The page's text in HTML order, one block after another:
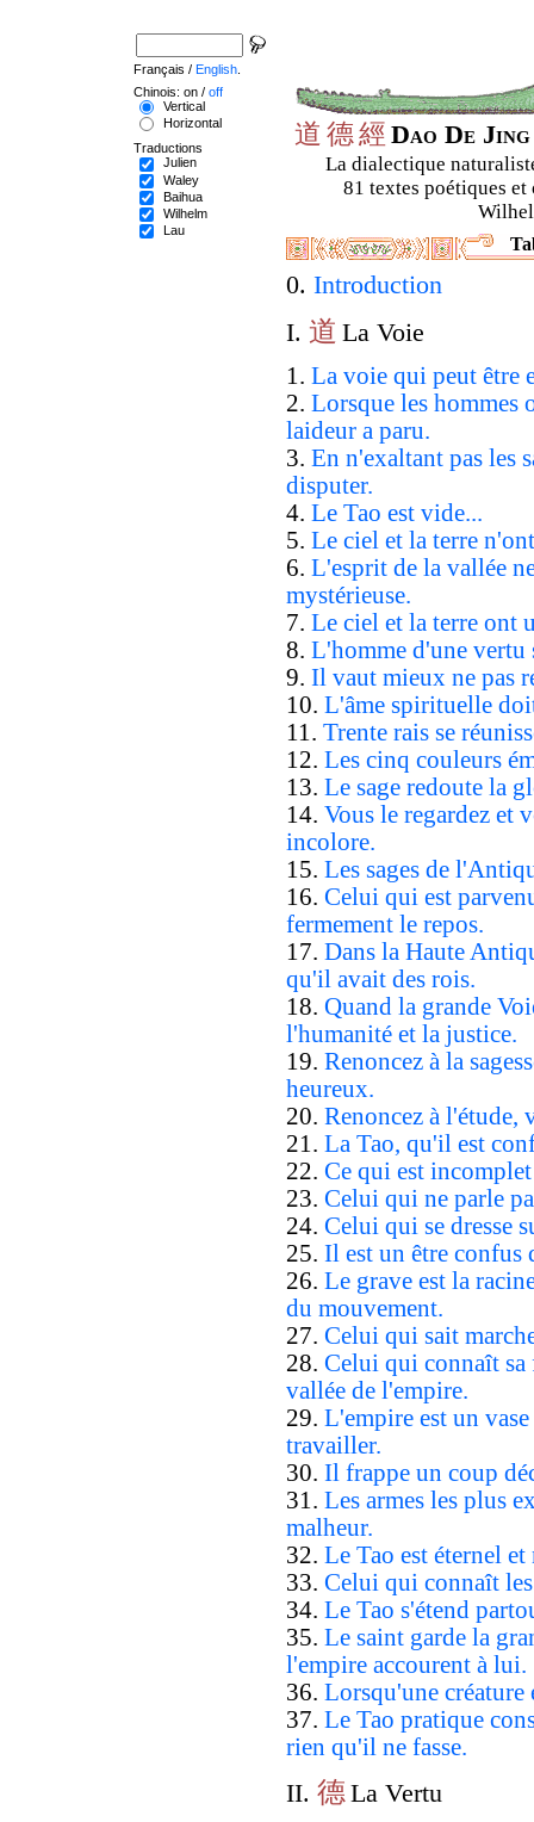
道 德經 Dao De
La dialectique
81 textes poétiques
0. Introduction
I. 道 La Voie
1. La voie qui peut être
2. Lorsque les hommes
laideur a paru.
3. En n'exaltant pas les
disputer.
4. Le Tao est vide...
5. Le ciel et la terre
6. L'esprit de la vallée
mystérieuse.
7. Le ciel et la terre ont
8. L'homme d'une vertu
9. Il vaut mieux ne pas
10. L'âme spirituelle
11. Trente rais se
12. Les cinq couleurs
13. Le sage redoute la
14. Vous le regardez et
incolore.
15. Les sages de
16. Celui qui est
fermement le repos.
17. Dans la Haute
qu'il avait des rois.
18. Quand la grande
l'humanité et la justice.
19. Renoncez à la
heureux.
20. Renoncez à l'étude,
21. La Tao, qu'il est
22. Ce qui est
23. Celui qui ne parle
24. Celui qui se dresse
25. Il est un être confus
26. Le grave est la
du mouvement.
27. Celui qui sait
28. Celui qui connaît sa
vallée de l'empire.
29. L'empire est un
travailler.
30. Il frappe un coup
31. Les armes les plus
malheur.
32. Le Tao est éternel et
33. Celui qui connaît
34. Le Tao s'étend
35. Le saint garde la
l'empire accourent à lui.
36. Lorsqu'une créature
37. Le Tao pratique
rien qu'il ne fasse.
II. 德La Vertu
Français / English
Chinois: on / off
Vertical
Horizontal
Traductions
Julien
Waley
Baihua
Wilhelm
Lau